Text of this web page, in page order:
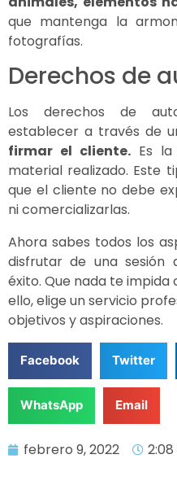
que mantenga la
fotografías.
Derechos de
Los derechos de
establecer a través de
firmar el cliente. Es
material realizado. Este
que el cliente no debe
ni comercializarlas.
Ahora sabes todos los
disfrutar de una sesión
éxito. Que nada te
ello, elige un servicio
objetivos y aspiraciones.
Facebook Twitter
WhatsApp Email
febrero 9, 2022